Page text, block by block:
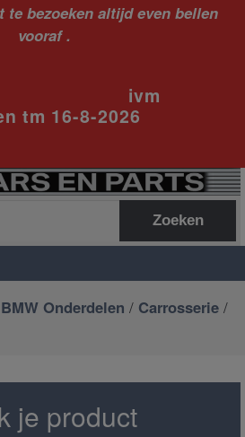
te bezoeken altijd even bellen
vooraf .
tm 16-8-2026
Zoeken
Onderdelen / Carrosserie /
je product